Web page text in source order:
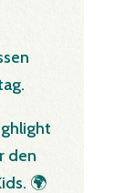
den
🌍